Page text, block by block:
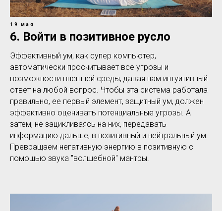
19 мая
6. Войти в позитивное русло
Эффективный ум, как супер компьютер,
автоматически просчитывает все угрозы и
возможности внешней среды, давая нам интуитивный
ответ на любой вопрос. Чтобы эта система работала
правильно, ее первый элемент, защитный ум, должен
эффективно оценивать потенциальные угрозы. А
затем, не зацикливаясь на них, передавать
информацию дальше, в позитивный и нейтральный ум.
Превращаем негативную энергию в позитивную с
помощью звука "волшебной" мантры.